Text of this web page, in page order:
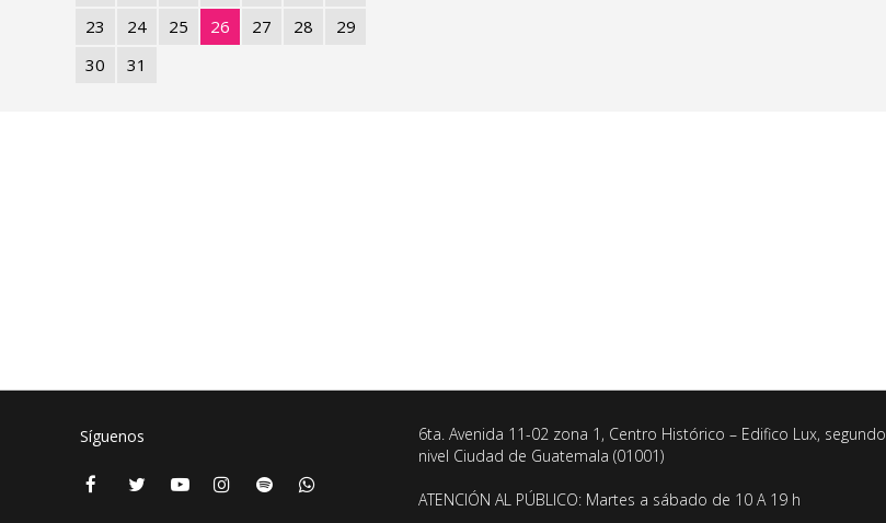
23
24 25 26 27 28
29
30
31
Síguenos
6ta. Avenida 11-02 zona 1, Centro Histórico – Edifico Lux, segundo
nivel Ciudad de Guatemala (01001)
ATENCIÓN AL PÚBLICO: Martes a sábado de 10 A 19 h